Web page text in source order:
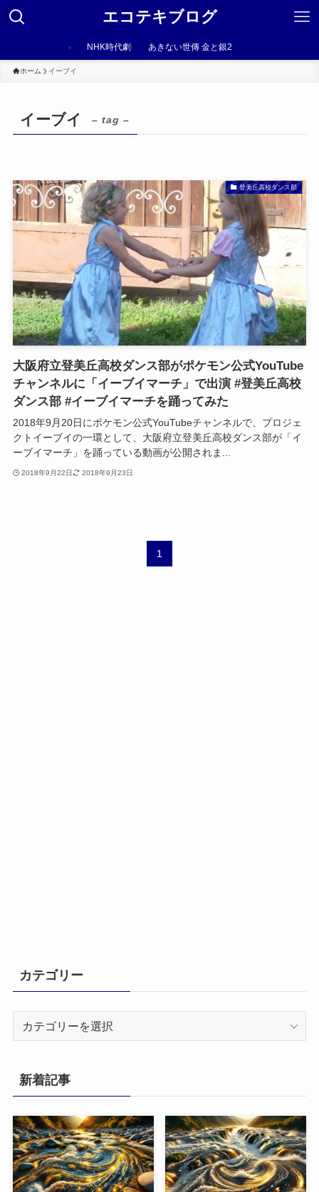
エコテキブログ
NHK時代劇 あきない世傳 金と銀2
ホーム イーブイ
イーブイ – tag –
登美丘高校ダンス部
大阪府立登美丘高校ダンス部がポケモン公式YouTube
チャンネルに「イーブイマーチ」で出演 #登美丘高校
ダンス部 #イーブイマーチを踊ってみた
2018年9月20日にポケモン公式YouTubeチャンネルで、プロジェ
クトイーブイの一環として、大阪府立登美丘高校ダンス部が「イ
ーブイマーチ」を踊っている動画が公開されま...
2018年9月22日 2018年9月23日
1
カテゴリー
リ
ー
新着記事